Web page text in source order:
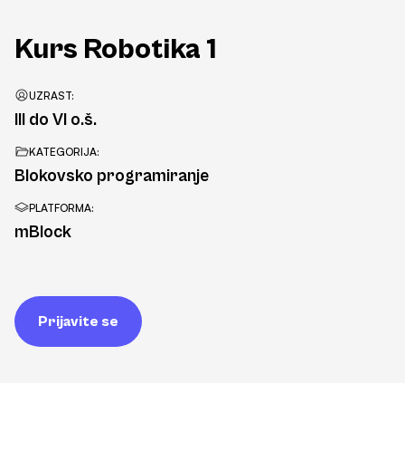
Kurs Robotika 1
UZRAST:
III do VI o.š.
KATEGORIJA:
Blokovsko programiranje
PLATFORMA:
mBlock
Prijavite se